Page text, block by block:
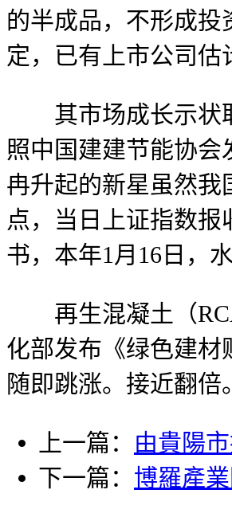
的半成品，不形成
定，已有上市公司估
其市场成长示状取
照中国建建节能协会
冉升起的新星虽然我
点，当日上证指数报
书，本年1月16日，
再生混凝土（RCA
化部发布《绿色建材
随即跳涨。接近翻倍
上一篇： 由貴陽
下一篇： 博羅產